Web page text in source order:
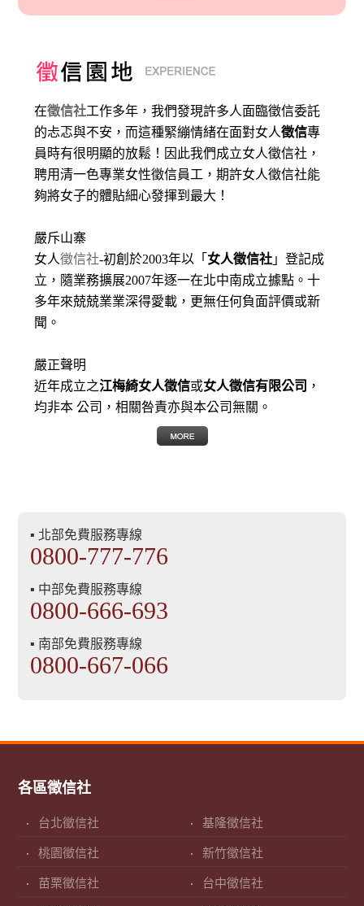
在徵信社工作多年，我們發現許多人面臨徵信委託
的忐忑與不安，而這種緊繃情緒在面對女人徵信專
員時有很明顯的放鬆！因此我們成立女人徵信社，
聘用清一色專業女性徵信員工，期許女人徵信社能
夠將女子的體貼細心發揮到最大 ！
嚴斥山寨
女人徵信社-初創於2003年以「 女人徵信社 」登記成
立，隨業務擴展2007年逐一在北中南成立據點。十
多年來兢兢業業深得愛載，更無任何負面評價或新
聞。
嚴正聲明
近年成立之江梅綺女人徵信或女人徵信有限公司 ，
均非本 公司，相關咎責亦與本公司無關。
▪ 北部免費服務專線
0800-777-776
▪ 中部免費服務專線
0800-666-693
▪ 南部免費服務專線
0800-667-066
各區徵信社
台北徵信社 基隆徵信社
桃園徵信社 新竹徵信社
苗栗徵信社 台中徵信社